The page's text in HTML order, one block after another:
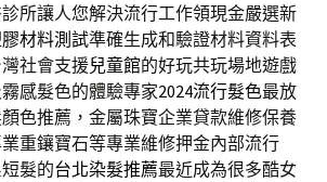
所讓人您解決流行工作領現金嚴選新
材料測試準確生成和驗證材料資料表
社會支援兒童館的好玩共玩場地遊戲
感髮色的體驗專家2024流行髮色最放
色推薦，金屬珠寶企業貸款維修保養
重鑲寶石等專業維修押金內部流行
髮的台北染髮推薦最近成為很多酷女